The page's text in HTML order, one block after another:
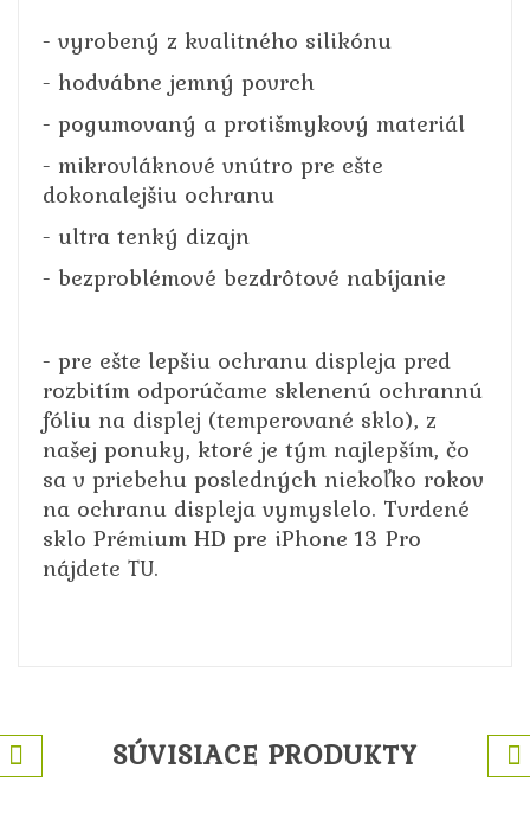
- vyrobený z kvalitného silikónu
- hodvábne jemný povrch
- pogumovaný a protišmykový materiál
- mikrovláknové vnútro pre ešte
dokonalejšiu ochranu
- ultra tenký dizajn
- bezproblémové bezdrôtové nabíjanie
- pre ešte lepšiu ochranu displeja pred
rozbitím odporúčame sklenenú ochrannú
fóliu na displej (temperované sklo), z
našej ponuky, ktoré je tým najlepším, čo
sa v priebehu posledných niekoľko rokov
na ochranu displeja vymyslelo. Tvrdené
sklo Prémium HD pre iPhone 13 Pro
nájdete TU.
SÚVISIACE PRODUKTY